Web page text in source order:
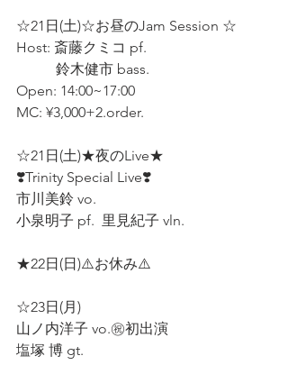
☆21日(土)☆お昼のJam Session ☆
Host: 斎藤クミコ pf.
           鈴木健市 bass.
Open: 14:00~17:00
MC: ¥3,000+2.order.
☆21日(土)★夜のLive★
❣️Trinity Special Live❣️
市川美鈴 vo.
小泉明子 pf.  里見紀子 vln.
★22日(日)⚠️お休み⚠️
☆23日(月)
山ノ内洋子 vo.㊗️初出演
塩塚 博 gt.